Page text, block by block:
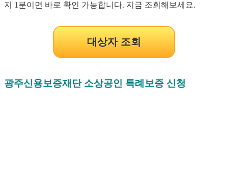
지 1분이면 바로 확인 가능합니다. 지금 조회해보세요.
대상자 조회
광주신용보증재단 소상공인 특례보증 신청